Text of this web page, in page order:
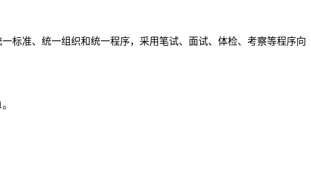
标准、统一组织和统一程序，采用笔试、面试、体检、考察等程序向